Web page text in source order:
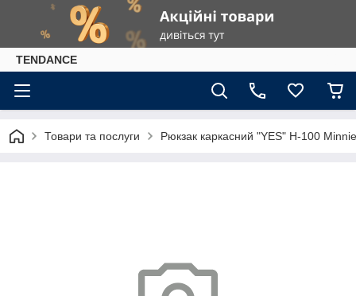
TENDANCE
Товари та послуги Рюкзак каркасний "YES" H-100